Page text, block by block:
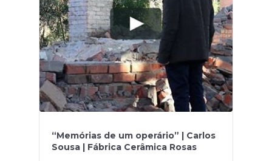
“Memórias de um operário” | Carlos
Sousa | Fábrica Cerâmica Rosas